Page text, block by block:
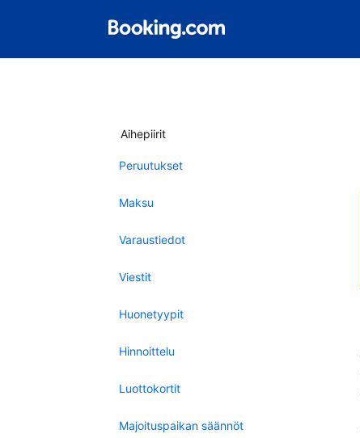
Aihepiirit
Peruutukset
Maksu
Varaustiedot
Viestit
Huonetyypit
Hinnoittelu
Luottokortit
Majoituspaikan säännöt